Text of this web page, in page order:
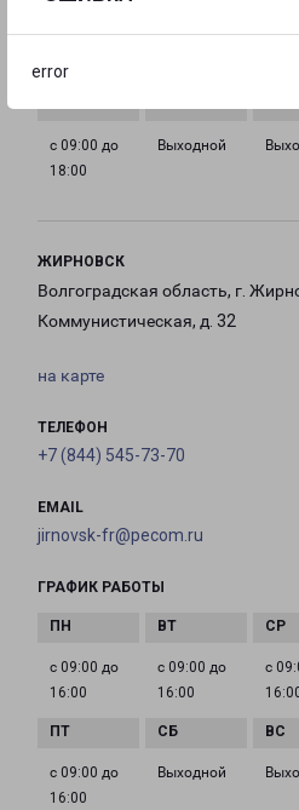
error
с 09:00 до
18:00
с 09:00 до
с
с 09:00 до
18:00
Выходной
ЖИРНОВСК
Волгоградская область, г.
Коммунистическая, д. 32
на карте
ТЕЛЕФОН
+7 (844) 545-73-70
EMAIL
jirnovsk-fr@pecom.ru
ГРАФИК РАБОТЫ
с 09:00 до
16:00
с 09:00 до
16:00
с
с 09:00 до
16:00
Выходной